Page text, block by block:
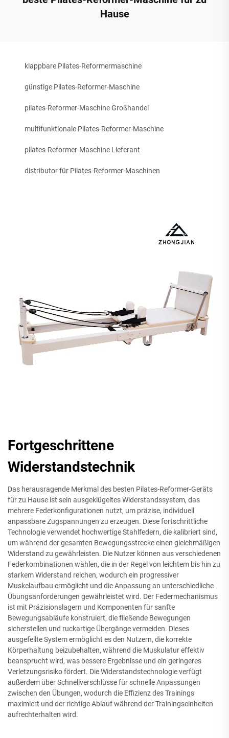
Hause
klappbare Pilates-Reformermaschine
günstige Pilates-Reformer-Maschine
pilates-Reformer-Maschine Großhandel
multifunktionale Pilates-Reformer-Maschine
pilates-Reformer-Maschine Lieferant
distributor für Pilates-Reformer-Maschinen
Fortgeschrittene
Widerstandstechnik
Das herausragende Merkmal des besten Pilates-Reformer-Geräts
für zu Hause ist sein ausgeklügeltes Widerstandssystem, das
mehrere Federkonfigurationen nutzt, um präzise, individuell
anpassbare Zugspannungen zu erzeugen. Diese fortschrittliche
Technologie verwendet hochwertige Stahlfedern, die kalibriert sind,
um während der gesamten Bewegungsstrecke einen gleichmäßigen
Widerstand zu gewährleisten. Die Nutzer können aus verschiedenen
Federkombinationen wählen, die in der Regel von leichtem bis hin zu
starkem Widerstand reichen, wodurch ein progressiver
Muskelaufbau ermöglicht und die Anpassung an unterschiedliche
Übungsanforderungen gewährleistet wird. Der Federmechanismus
ist mit Präzisionslagern und Komponenten für sanfte
Bewegungsabläufe konstruiert, die fließende Bewegungen
sicherstellen und ruckartige Übergänge vermeiden. Dieses
ausgefeilte System ermöglicht es den Nutzern, die korrekte
Körperhaltung beizubehalten, während die Muskulatur effektiv
beansprucht wird, was bessere Ergebnisse und ein geringeres
Verletzungsrisiko fördert. Die Widerstandstechnologie verfügt
außerdem über Schnellverschlüsse für schnelle Anpassungen
zwischen den Übungen, wodurch die Effizienz des Trainings
maximiert und der richtige Ablauf während der Trainingseinheiten
aufrechterhalten wird.